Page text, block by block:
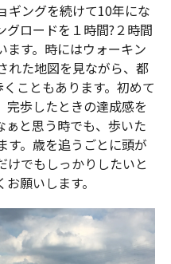
ギングを続けて10年にな
グロードを１時間?２時間
ます。時にはウォーキン
れた地図を見ながら、都
こともあります。初めて
完歩したときの達成感を
ぁと思う時でも、歩いた
す。歳を追うごとに頭が
けでもしっかりしたいと
願いします。